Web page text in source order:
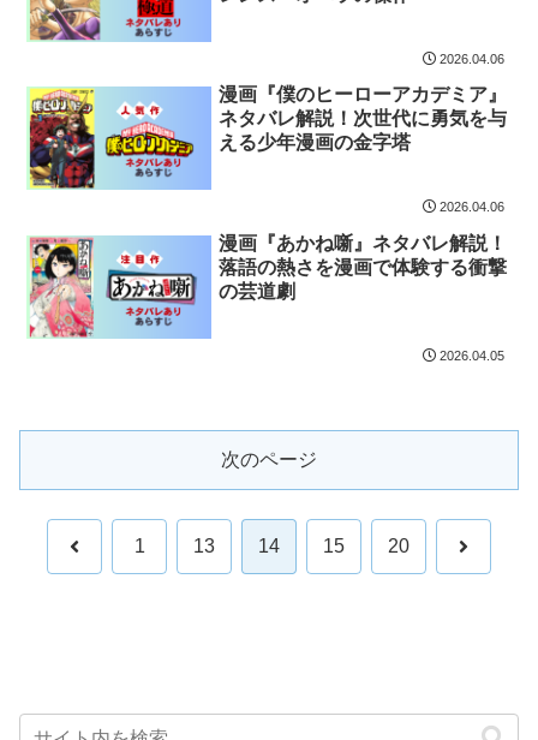
2026.04.06
漫画『僕のヒーローアカデミア』
ネタバレ解説！次世代に勇気を与
える少年漫画の金字塔
2026.04.06
漫画『あかね噺』ネタバレ解説！
落語の熱さを漫画で体験する衝撃
の芸道劇
2026.04.05
次のページ
前 1 13 14 15 20 次